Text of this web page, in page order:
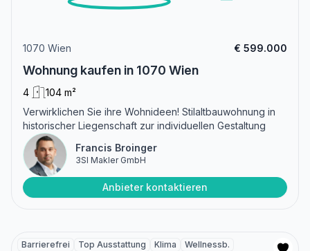
1070 Wien € 599.000
Wohnung kaufen in 1070 Wien
4
104 m²
Verwirklichen Sie ihre Wohnideen! Stilaltbauwohnung in
historischer Liegenschaft zur individuellen Gestaltung
Francis Broinger
3SI Makler GmbH
Anbieter kontaktieren
Barrierefrei Top Ausstattung Klima
Wellnessb.